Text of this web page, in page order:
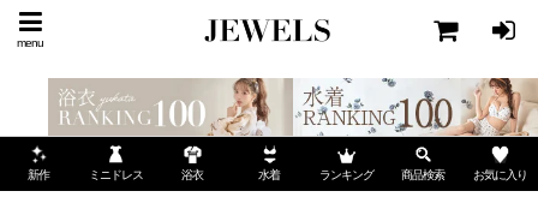
menu
新作 ミニドレス 浴衣 水着 ランキング 商品検索 お気に入り